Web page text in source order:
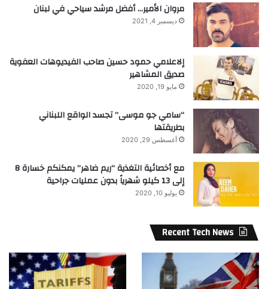
مروان الأمير… أفضل مرشد سياحي في لبنان
ديسمبر 4, 2021
إلاعلامي حمود حسين صاحب الفيديوهات العفوية
صديق المشاهير
مايو 19, 2020
“سامي جو موسى” تجسد الواقع اللبناني
بطريقتها
أغسطس 29, 2020
مع أخصائية التغذية “ريم ضاهر” يمكنكم خسارة 8
إلى 13 كيلو شهرياً بدون عمليات جراحية
يوليو 10, 2020
Recent Tech News